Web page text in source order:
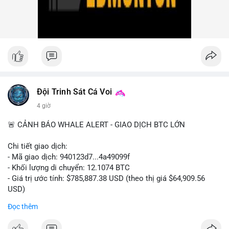
nhiều giao dịch lớn (từ 4 BTC đến 210 BTC) trong ngày, ưu tiên
Xem chi tiết các bài viết đầy đủ tại dòng thời gian của Vlike.vn!
#ofacsanctions
Đội Trinh Sát Cá Voi
4 giờ
🚨 CẢNH BÁO WHALE ALERT - GIAO DỊCH BTC LỚN
Chi tiết giao dịch:
- Mã giao dịch: 940123d7...4a49099f
- Khối lượng di chuyển: 12.1074 BTC
- Giá trị ước tính: $785,887.38 USD (theo thị giá $64,909.56
USD)
Đọc thêm